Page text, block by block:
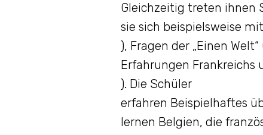
Gleichzeitig treten ihnen
sie sich beispielsweise
), Fragen der „Einen Welt“
Erfahrungen Frankreichs
). Die Schüler
erfahren Beispielhaftes
lernen Belgien, die